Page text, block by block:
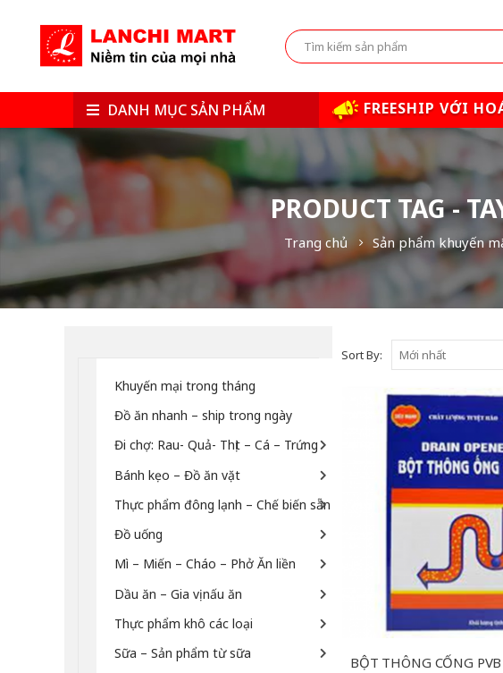
DANH MỤC SẢN PHẨM FREESHIP VỚI
PRODUCT TAG -
Trang chủ Sản phẩm khuyến
Sort By:
BỘT THÔNG CỐNG
Khuyến mại trong tháng
Đồ ăn nhanh – ship trong ngày
Đi chợ: Rau- Quả- Thịt – Cá – Trứng
Bánh kẹo – Đồ ăn vặt
Thực phẩm đông lạnh – Chế biến sẵn
Đồ uống
Mì – Miến – Cháo – Phở Ăn liền
Dầu ăn – Gia vị nấu ăn
Thực phẩm khô các loại
Sữa – Sản phẩm từ sữa